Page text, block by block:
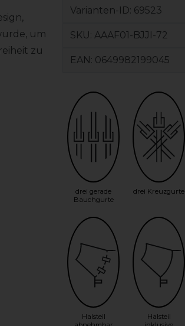
um
zu
Varianten-ID: 69523
SKU: AAAF01-BJJI-72
EAN: 0649982199045
drei gerade
Bauchgurte
drei Kreuzgurte
Halsteil
Halsteil